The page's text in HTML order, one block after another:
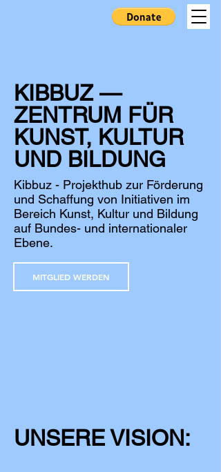
KIBBUZ —
ZENTRUM FÜR
KUNST, KULTUR
UND BILDUNG
Kibbuz - Projekthub zur Förderung
und Schaffung von Initiativen im
Bereich Kunst, Kultur und Bildung
auf Bundes- und internationaler
Ebene.
MITGLIED WERDEN
UNSERE VISION: